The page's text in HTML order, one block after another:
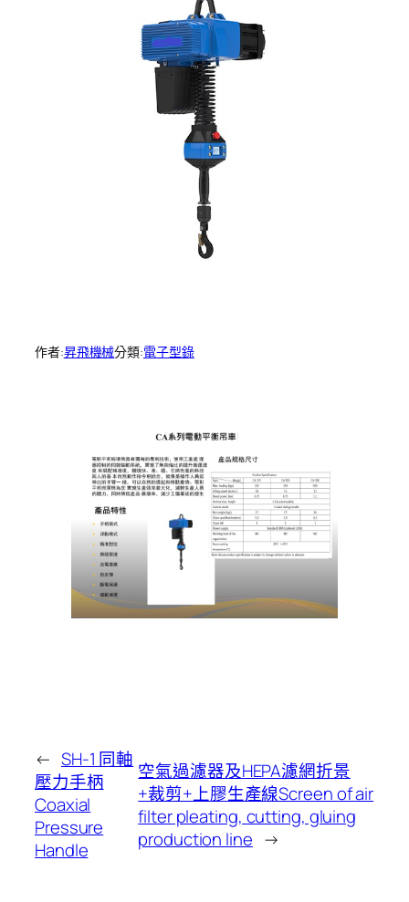
作者:昇飛機械分類:電子型錄
← SH-1 同軸
壓力手柄
Coaxial
Pressure
Handle
空氣過濾器及HEPA濾網折景
+裁剪+上膠生產線Screen of air
filter pleating, cutting, gluing
production line →